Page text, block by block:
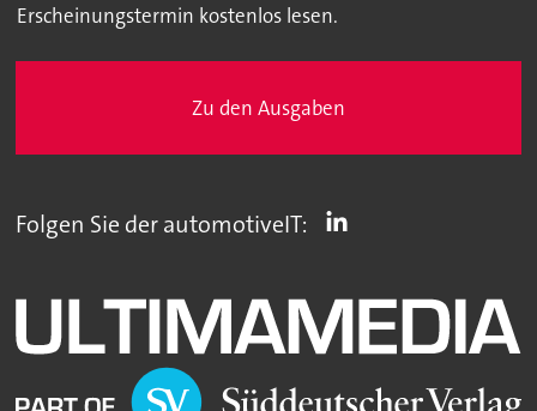
Erscheinungstermin kostenlos lesen.
Zu den Ausgaben
Folgen Sie der automotiveIT: